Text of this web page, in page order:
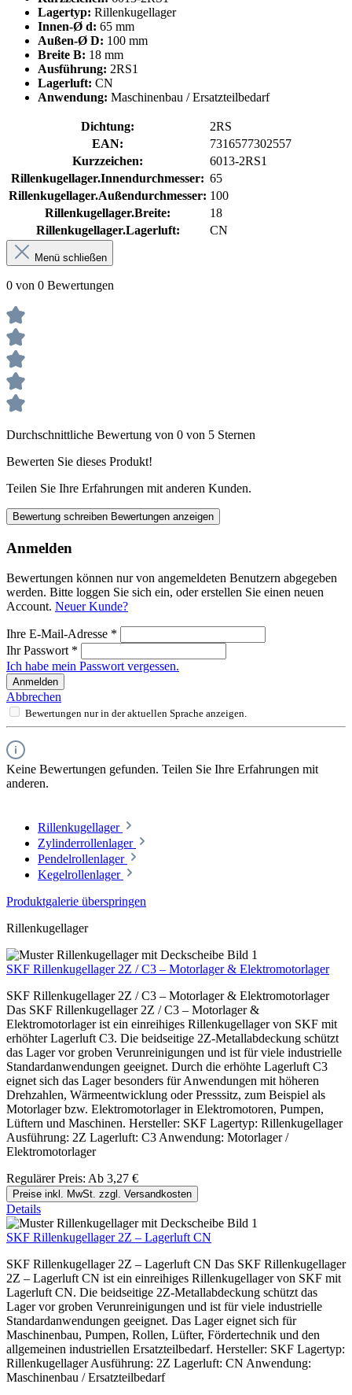
Lagertyp: Rillenkugellager
Innen-Ø d: 65 mm
Außen-Ø D: 100 mm
Breite B: 18 mm
Ausführung: 2RS1
Lagerluft: CN
Anwendung: Maschinenbau / Ersatzteilbedarf
Dichtung:
2RS
EAN:
7316577302557
Kurzzeichen:
6013-2RS1
Rillenkugellager.Innendurchmesser: 65
Rillenkugellager.Außendurchmesser: 100
Rillenkugellager.Breite:
18
Rillenkugellager.Lagerluft:
CN
Menü schließen
0 von 0 Bewertungen
Durchschnittliche Bewertung von 0 von 5 Sternen
Bewerten Sie dieses Produkt!
Teilen Sie Ihre Erfahrungen mit anderen Kunden.
Bewertung schreiben Bewertungen anzeigen
Anmelden
Bewertungen können nur von angemeldeten Benutzern abgegeben
werden. Bitte loggen Sie sich ein, oder erstellen Sie einen neuen
Account. Neuer Kunde?
Ihre E-Mail-Adresse *
Ihr Passwort *
Ich habe mein Passwort vergessen.
Anmelden
Abbrechen
Bewertungen nur in der aktuellen Sprache anzeigen.
Keine Bewertungen gefunden. Teilen Sie Ihre Erfahrungen mit
anderen.
Rillenkugellager
Zylinderrollenlager
Pendelrollenlager
Kegelrollenlager
Produktgalerie überspringen
Rillenkugellager
SKF Rillenkugellager 2Z / C3 – Motorlager & Elektromotorlager
SKF Rillenkugellager 2Z / C3 – Motorlager & Elektromotorlager
Das SKF Rillenkugellager 2Z / C3 – Motorlager &
Elektromotorlager ist ein einreihiges Rillenkugellager von SKF mit
erhöhter Lagerluft C3. Die beidseitige 2Z-Metallabdeckung schützt
das Lager vor groben Verunreinigungen und ist für viele industrielle
Standardanwendungen geeignet. Durch die erhöhte Lagerluft C3
eignet sich das Lager besonders für Anwendungen mit höheren
Drehzahlen, Wärmeentwicklung oder Presssitz, zum Beispiel als
Motorlager bzw. Elektromotorlager in Elektromotoren, Pumpen,
Lüftern und Maschinen. Hersteller: SKF Lagertyp: Rillenkugellager
Ausführung: 2Z Lagerluft: C3 Anwendung: Motorlager /
Elektromotorlager
Regulärer Preis: Ab 3,27 €
Preise inkl. MwSt. zzgl. Versandkosten
Details
SKF Rillenkugellager 2Z – Lagerluft CN
SKF Rillenkugellager 2Z – Lagerluft CN Das SKF Rillenkugellager
2Z – Lagerluft CN ist ein einreihiges Rillenkugellager von SKF mit
Lagerluft CN. Die beidseitige 2Z-Metallabdeckung schützt das
Lager vor groben Verunreinigungen und ist für viele industrielle
Standardanwendungen geeignet. Das Lager eignet sich für
Maschinenbau, Pumpen, Rollen, Lüfter, Fördertechnik und den
allgemeinen industriellen Ersatzteilbedarf. Hersteller: SKF Lagertyp:
Rillenkugellager Ausführung: 2Z Lagerluft: CN Anwendung:
Maschinenbau / Ersatzteilbedarf